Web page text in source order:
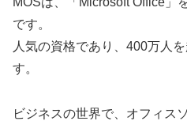
です。
人気の資格であり、400万人
す。
ビジネスの世界で、オフィス